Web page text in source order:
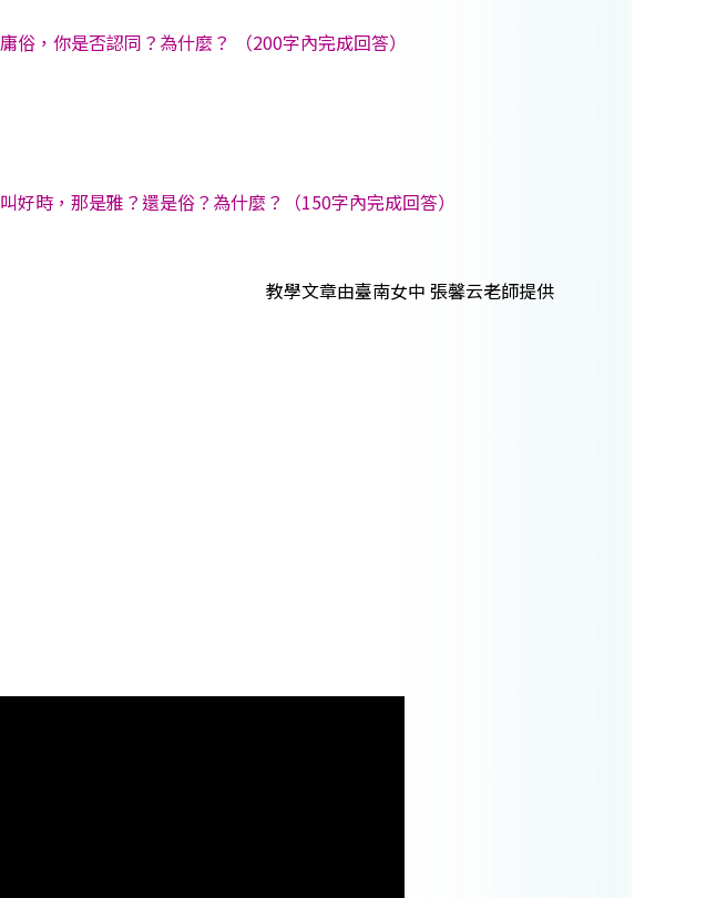
，你是否認同？為什麼？ （200字內完成回答）
好時，那是雅？還是俗？為什麼？（150字內完成回答）
教學文章由臺南女中 張馨云老師提供